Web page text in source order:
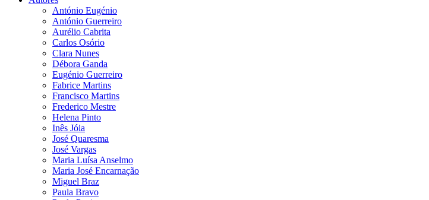
António Eugénio
António Guerreiro
Aurélio Cabrita
Carlos Osório
Clara Nunes
Débora Ganda
Eugénio Guerreiro
Fabrice Martins
Francisco Martins
Frederico Mestre
Helena Pinto
Inês Jóia
José Quaresma
José Vargas
Maria Luísa Anselmo
Maria José Encarnação
Miguel Braz
Paula Bravo